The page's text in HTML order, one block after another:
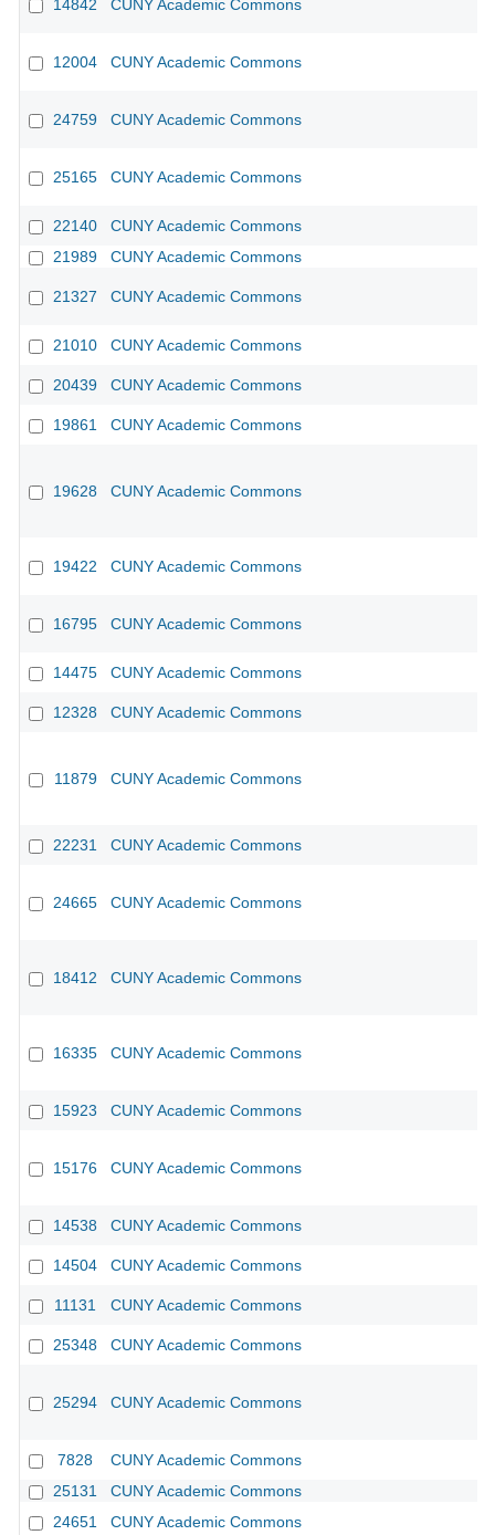
14842 CUNY Academic Commons
12004 CUNY Academic Commons
24759 CUNY Academic Commons
25165 CUNY Academic Commons
22140
CUNY Academic Commons
21989
CUNY Academic Commons
21327 CUNY Academic Commons
21010 CUNY Academic Commons
20439 CUNY Academic Commons
19861 CUNY Academic Commons
19628 CUNY Academic Commons
19422 CUNY Academic Commons
16795 CUNY Academic Commons
14475 CUNY Academic Commons
12328 CUNY Academic Commons
11879 CUNY Academic Commons
22231 CUNY Academic Commons
24665 CUNY Academic Commons
18412 CUNY Academic Commons
16335 CUNY Academic Commons
15923 CUNY Academic Commons
15176 CUNY Academic Commons
14538 CUNY Academic Commons
14504 CUNY Academic Commons
11131 CUNY Academic Commons
25348 CUNY Academic Commons
25294 CUNY Academic Commons
7828 CUNY Academic Commons
25131
CUNY Academic Commons
24651
CUNY Academic Commons